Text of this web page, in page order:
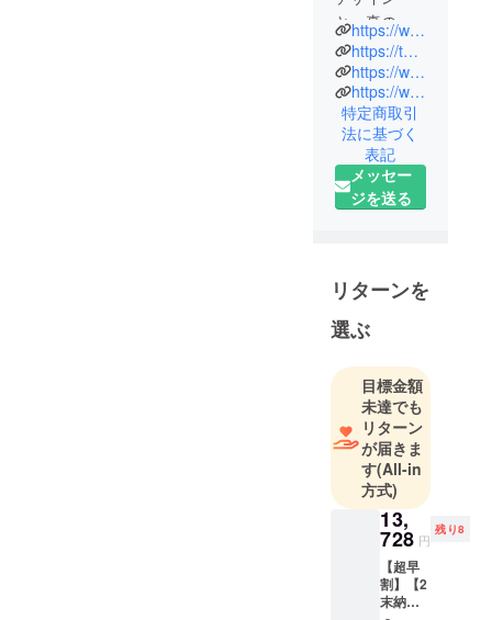
と、真の使
いやすさ」
がコンセプ
ト。
革小物・
バッグのブ
ランド
AGILITY(ア
京の下町、
ランドをス
した。
長年の使用
に耐えられ
る構造、縫
製にこだわ
り、安心し
てご愛用頂
けるものを
職人が一針
https://www.agility-bag.com/
https://twitter.com/agility_bag
https://www.facebook.com/AGILITYPAGE
https://www.instagram.com/agility_japan/
特定商取引
法に基づく
表記
メッセー
ジを送る
リターンを
選ぶ
目標金額
未達でも
リターン
が届きま
す(All-in
方式)
13,
728 円
残り8
【超早
割】【2
末納